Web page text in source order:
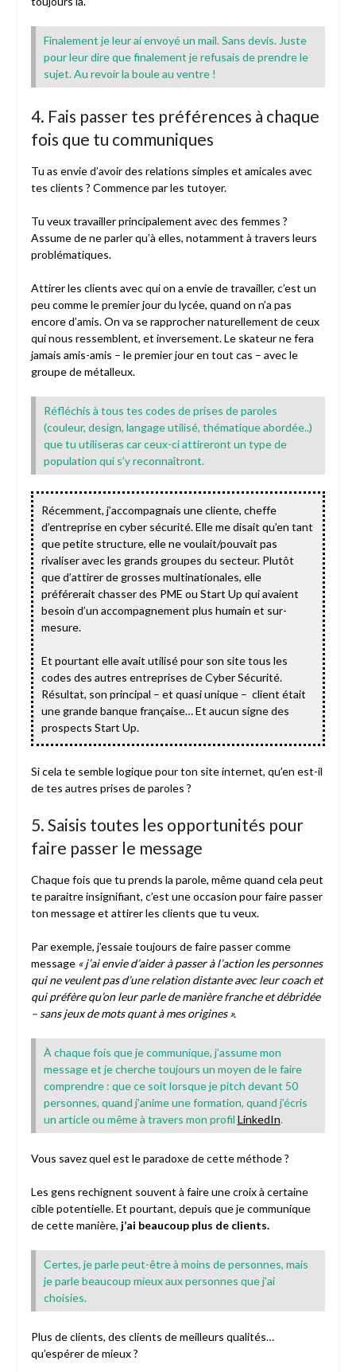
Finalement je leur ai envoyé un mail. Sans devis. Juste
pour leur dire que finalement je refusais de prendre le
sujet. Au revoir la boule au ventre !
4. Fais passer tes préférences à chaque
fois que tu communiques
Tu as envie d’avoir des relations simples et amicales avec
tes clients ? Commence par les tutoyer.
Tu veux travailler principalement avec des femmes ?
Assume de ne parler qu’à elles, notamment à travers leurs
problématiques.
Attirer les clients avec qui on a envie de travailler, c’est un
peu comme le premier jour du lycée, quand on n’a pas
encore d’amis. On va se rapprocher naturellement de ceux
qui nous ressemblent, et inversement. Le skateur ne fera
jamais amis-amis – le premier jour en tout cas – avec le
groupe de métalleux.
Réfléchis à tous tes codes de prises de paroles
(couleur, design, langage utilisé, thématique abordée..)
que tu utiliseras car ceux-ci attireront un type de
population qui s’y reconnaîtront.
Récemment, j’accompagnais une cliente, cheffe
d’entreprise en cyber sécurité. Elle me disait qu’en tant
que petite structure, elle ne voulait/pouvait pas
rivaliser avec les grands groupes du secteur. Plutôt
que d’attirer de grosses multinationales, elle
préférerait chasser des PME ou Start Up qui avaient
besoin d’un accompagnement plus humain et sur-
mesure.
Et pourtant elle avait utilisé pour son site tous les
codes des autres entreprises de Cyber Sécurité.
Résultat, son principal – et quasi unique – client était
une grande banque française… Et aucun signe des
prospects Start Up.
Si cela te semble logique pour ton site internet, qu’en est-il
de tes autres prises de paroles ?
5. Saisis toutes les opportunités pour
faire passer le message
Chaque fois que tu prends la parole, même quand cela peut
te paraitre insignifiant, c’est une occasion pour faire passer
ton message et attirer les clients que tu veux.
Par exemple, j’essaie toujours de faire passer comme
message « j’ai envie d’aider à passer à l’action les personnes
qui ne veulent pas d’une relation distante avec leur coach et
qui préfère qu’on leur parle de manière franche et débridée
– sans jeux de mots quant à mes origines ».
À chaque fois que je communique, j’assume mon
message et je cherche toujours un moyen de le faire
comprendre : que ce soit lorsque je pitch devant 50
personnes, quand j’anime une formation, quand j’écris
un article ou même à travers mon profil LinkedIn.
Vous savez quel est le paradoxe de cette méthode ?
Les gens rechignent souvent à faire une croix à certaine
cible potentielle. Et pourtant, depuis que je communique
de cette manière, j’ai beaucoup plus de clients.
Certes, je parle peut-être à moins de personnes, mais
je parle beaucoup mieux aux personnes que j’ai
choisies.
Plus de clients, des clients de meilleurs qualités…
qu’espérer de mieux ?